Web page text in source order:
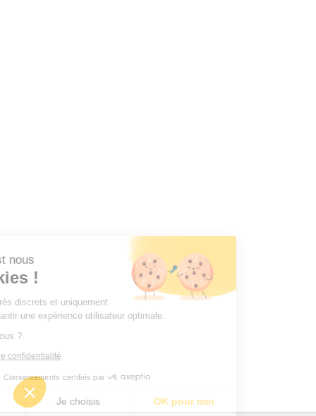
c'est nous
!
très discrets et uniquement
garantir une expérience utilisateur optimale.
vous ?
de confidentialité
Consentements certifiés par
Je choisis OK pour moi